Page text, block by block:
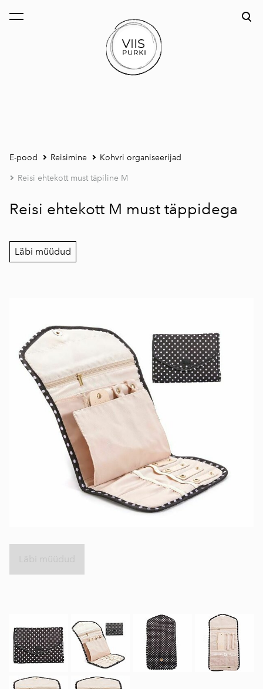
lisati ostukorvi. Vaata ostukorvi
E-pood Reisimine Kohvri organiseerijad
Reisi ehtekott must täpiline M
Reisi ehtekott M must täppidega
Läbi müüdud